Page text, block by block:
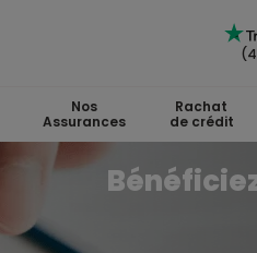
Nos
Assurances
Rachat
de crédit